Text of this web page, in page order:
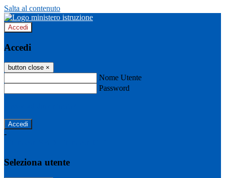
Salta al contenuto
Accedi
Accedi
button close ×
Nome Utente
Password
-
Seleziona utente